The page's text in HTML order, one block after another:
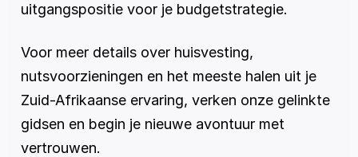
uitgangspositie voor je budgetstrategie.
Voor meer details over huisvesting,
nutsvoorzieningen en het meeste halen uit je
Zuid-Afrikaanse ervaring, verken onze gelinkte
gidsen en begin je nieuwe avontuur met
vertrouwen.